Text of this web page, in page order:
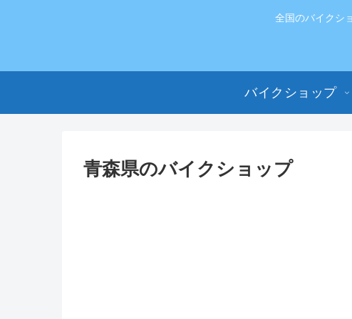
全国のバイクシ
バイクショップ
青森県のバイクショップ